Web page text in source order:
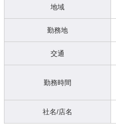
地域
勤務地
交通
勤務時間
社名/店名